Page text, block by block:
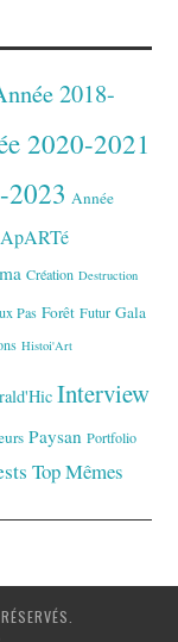
2018-
2020-2021
2023 Année
ApARTé
Création Destruction
Pas Forêt Futur Gala
Histoi'Art
Interview
Paysan Portfolio
Top Mêmes